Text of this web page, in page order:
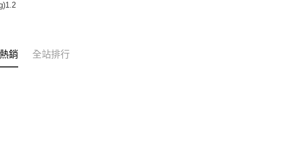
銷 全站排行